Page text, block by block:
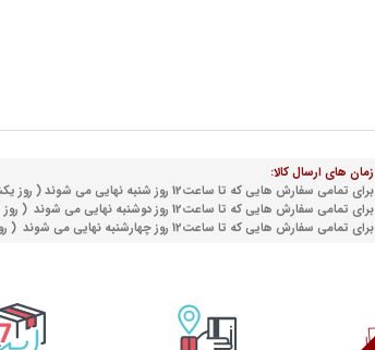
زمان های ارسال کالا:
برای تمامی سفارش هایی که تا ساعت12 روز شنبه نهایی می شوند
( روز
برای تمامی سفارش هایی که تا ساعت12 روز دوشنبه نهایی می شوند
(
برای تمامی سفارش هایی که تا ساعت12 روز چهارشنبه نهایی می شوند
)